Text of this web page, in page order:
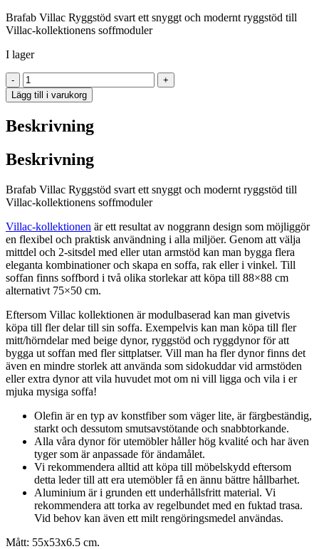
priset
var:
priset
är:
Brafab Villac Ryggstöd svart ett snyggt och modernt ryggstöd till
Villac-kollektionens soffmoduler
I lager
-
Villac
ryggstöd
svart
+
Lägg till i varukorg
Beskrivning
Beskrivning
Brafab Villac Ryggstöd svart ett snyggt och modernt ryggstöd till
Villac-kollektionens soffmoduler
Villac-kollektionen är ett resultat av noggrann design som möjliggör
en flexibel och praktisk användning i alla miljöer. Genom att välja
mittdel och 2-sitsdel med eller utan armstöd kan man bygga flera
eleganta kombinationer och skapa en soffa, rak eller i vinkel. Till
soffan finns soffbord i två olika storlekar att köpa till 88×88 cm
alternativt 75×50 cm.
Eftersom Villac kollektionen är modulbaserad kan man givetvis
köpa till fler delar till sin soffa. Exempelvis kan man köpa till fler
mitt/hörndelar med beige dynor, ryggstöd och ryggdynor för att
bygga ut soffan med fler sittplatser. Vill man ha fler dynor finns det
även en mindre storlek att använda som sidokuddar vid armstöden
eller extra dynor att vila huvudet mot om ni vill ligga och vila i er
mjuka mysiga soffa!
Olefin är en typ av konstfiber som väger lite, är färgbeständig,
starkt och dessutom smutsavstötande och snabbtorkande.
Alla våra dynor för utemöbler håller hög kvalité och har även
tyger som är anpassade för ändamålet.
Vi rekommendera alltid att köpa till möbelskydd eftersom
detta leder till att era utemöbler få en ännu bättre hållbarhet.
Aluminium är i grunden ett underhållsfritt material. Vi
rekommendera att torka av regelbundet med en fuktad trasa.
Vid behov kan även ett milt rengöringsmedel användas.
Mått: 55x53x6.5 cm.